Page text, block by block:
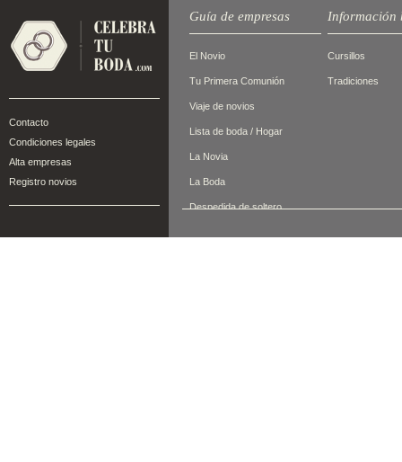
Contacto
Condiciones legales
Alta empresas
Registro novios
Guía de empresas
El Novio
Tu Primera Comunión
Viaje de novios
Lista de boda / Hogar
La Novia
La Boda
Despedida de soltero
Información
Cursillos
Tradiciones